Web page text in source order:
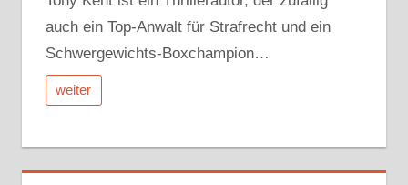
auch ein Top-Anwalt für Strafrecht und ein
Schwergewichts-Boxchampion…
weiter